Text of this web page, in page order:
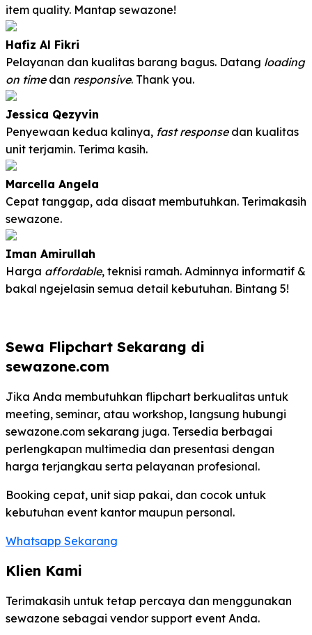
item quality. Mantap sewazone!
Hafiz Al Fikri
Pelayanan dan kualitas barang bagus. Datang loading
on timedan responsive. Thank you.
Jessica Qezyvin
Penyewaan kedua kalinya, fast responsedan kualitas
unit terjamin. Terima kasih.
Marcella Angela
Cepat tanggap, ada disaat membutuhkan. Terimakasih
sewazone.
Iman Amirullah
Harga affordable, teknisi ramah. Adminnya informatif &
bakal ngejelasin semua detail kebutuhan. Bintang 5!
Sewa Flipchart Sekarang di
sewazone.com
Jika Anda membutuhkan flipchart berkualitas untuk
meeting, seminar, atau workshop, langsung hubungi
sewazone.com sekarang juga. Tersedia berbagai
perlengkapan multimedia dan presentasi dengan
harga terjangkau serta pelayanan profesional.
Booking cepat, unit siap pakai, dan cocok untuk
kebutuhan event kantor maupun personal.
Whatsapp Sekarang
Klien Kami
Terimakasih untuk tetap percaya dan menggunakan
sewazone sebagai vendor support event Anda.